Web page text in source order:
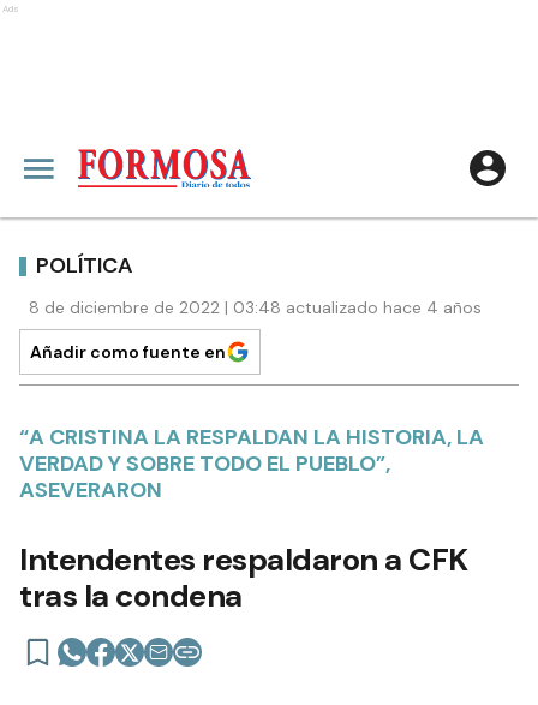
Ads
POLÍTICA
8 de diciembre de 2022 | 03:48 actualizado hace 4 años
Añadir como fuente en
“A CRISTINA LA RESPALDAN LA HISTORIA, LA
VERDAD Y SOBRE TODO EL PUEBLO”,
ASEVERARON
Intendentes respaldaron a CFK
tras la condena